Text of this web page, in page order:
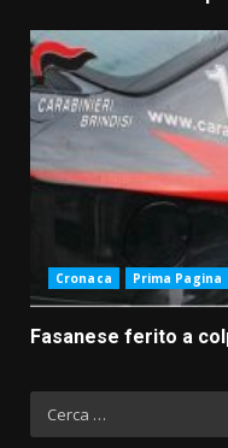
Cronaca Prima Pagina
Fasanese ferito a
Ricerca
per: